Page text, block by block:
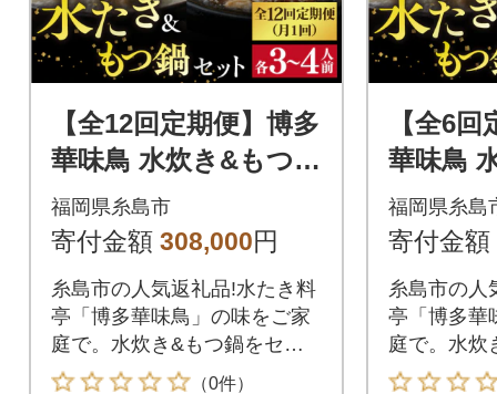
【全12回定期便】博多
華味鳥 水炊き&もつ鍋
セット 各3-4人前 [AIB
016]
福岡県糸島市
寄付金額 308,000円
糸島市の人気返礼品!水たき料
亭「博多華味鳥」の味をご家
庭で。水炊き&もつ鍋をセッ
トでお届けします!
（0件）
【全6
華味鳥
セット
015]
福岡県糸島
寄付金額
糸島市の人
亭「博多華
庭で。水炊
トでお届け